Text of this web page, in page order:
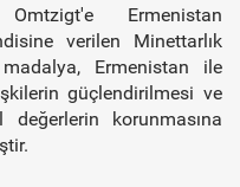
Ermenistan
verilen Minettarlık
Ermenistan ile
güçlendirilmesi ve
değerlerin korunmasına